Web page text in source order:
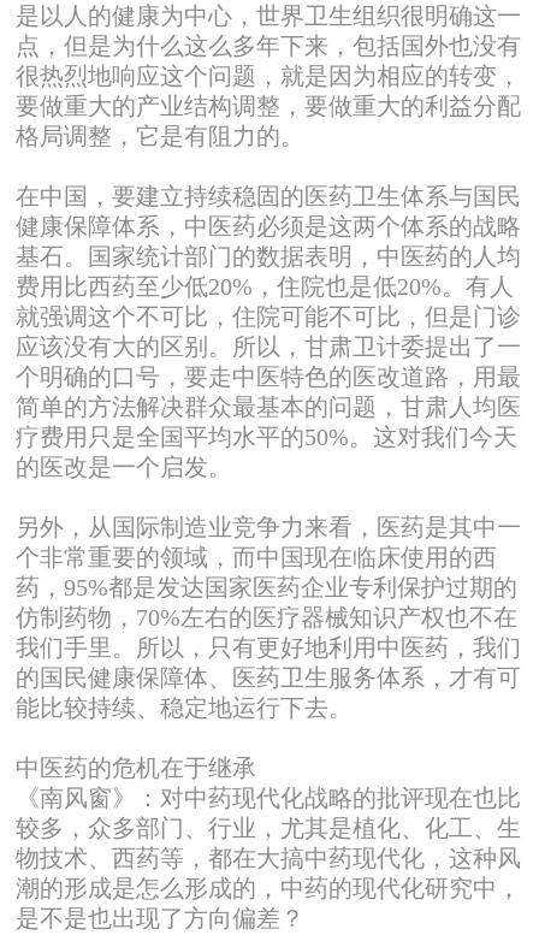
是以人的健康为中心，世界卫生组织很明确这一
点，但是为什么这么多年下来，包括国外也没有
很热烈地响应这个问题，就是因为相应的转变，
要做重大的产业结构调整，要做重大的利益分配
格局调整，它是有阻力的。
在中国，要建立持续稳固的医药卫生体系与国民
健康保障体系，中医药必须是这两个体系的战略
基石。国家统计部门的数据表明，中医药的人均
费用比西药至少低20%，住院也是低20%。有人
就强调这个不可比，住院可能不可比，但是门诊
应该没有大的区别。所以，甘肃卫计委提出了一
个明确的口号，要走中医特色的医改道路，用最
简单的方法解决群众最基本的问题，甘肃人均医
疗费用只是全国平均水平的50%。这对我们今天
的医改是一个启发。
另外，从国际制造业竞争力来看，医药是其中一
个非常重要的领域，而中国现在临床使用的西
药，95%都是发达国家医药企业专利保护过期的
仿制药物，70%左右的医疗器械知识产权也不在
我们手里。所以，只有更好地利用中医药，我们
的国民健康保障体、医药卫生服务体系，才有可
能比较持续、稳定地运行下去。
中医药的危机在于继承
《南风窗》：对中药现代化战略的批评现在也比
较多，众多部门、行业，尤其是植化、化工、生
物技术、西药等，都在大搞中药现代化，这种风
潮的形成是怎么形成的，中药的现代化研究中，
是不是也出现了方向偏差？